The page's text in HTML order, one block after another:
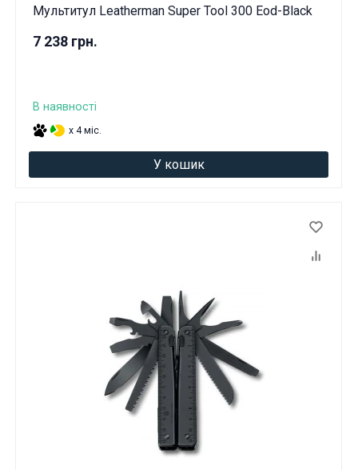
Мультитул Leatherman Super Tool 300 Eod-Black
7 238 грн.
В наявності
x 4 міс.
У кошик